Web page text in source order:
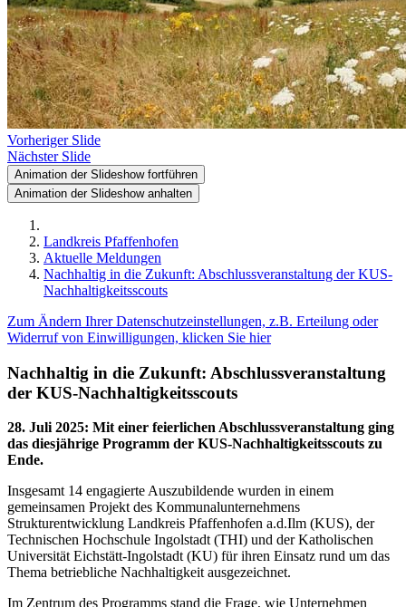
Vorheriger Slide
Nächster Slide
Animation der Slideshow fortführen
Animation der Slideshow anhalten
Landkreis Pfaffenhofen
Aktuelle Meldungen
Nachhaltig in die Zukunft: Abschlussveranstaltung der KUS-
Nachhaltigkeitsscouts
Zum Ändern Ihrer Datenschutzeinstellungen, z.B. Erteilung oder
Widerruf von Einwilligungen, klicken Sie hier
Nachhaltig in die Zukunft: Abschlussveranstaltung
der KUS-Nachhaltigkeitsscouts
28. Juli 2025: Mit einer feierlichen Abschlussveranstaltung ging
das diesjährige Programm der KUS-Nachhaltigkeitsscouts zu
Ende.
Insgesamt 14 engagierte Auszubildende wurden in einem
gemeinsamen Projekt des Kommunalunternehmens
Strukturentwicklung Landkreis Pfaffenhofen a.d.Ilm (KUS), der
Technischen Hochschule Ingolstadt (THI) und der Katholischen
Universität Eichstätt-Ingolstadt (KU) für ihren Einsatz rund um das
Thema betriebliche Nachhaltigkeit ausgezeichnet.
Im Zentrum des Programms stand die Frage, wie Unternehmen